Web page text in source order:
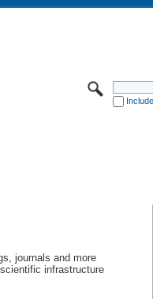
journals and more
infrastructure